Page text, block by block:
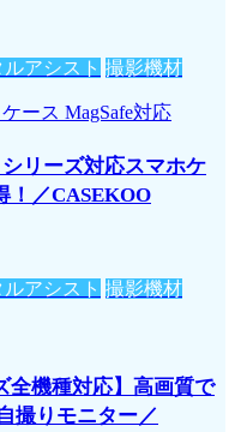
アシスト 撮影機材
リーズ対応スマホケ
！／CASEKOO
アシスト 撮影機材
全機種対応】高画質で
撮りモニター／